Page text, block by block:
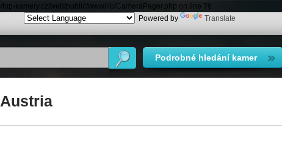
kamery.cz/web/public/www/lib/CameraPager.php on line 76
Powered by Translate
Podrobné hledání kamer